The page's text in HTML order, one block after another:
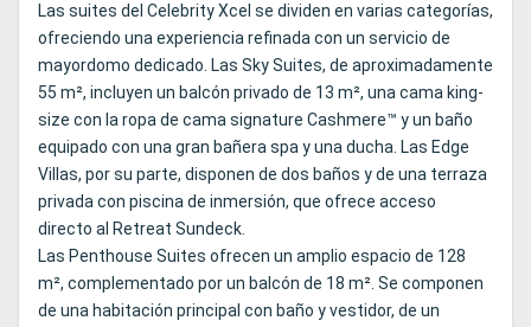
Las suites del Celebrity Xcel se dividen en varias categorías,
ofreciendo una experiencia refinada con un servicio de
mayordomo dedicado. Las Sky Suites, de aproximadamente
55 m², incluyen un balcón privado de 13 m², una cama king-
size con la ropa de cama signature Cashmere™ y un baño
equipado con una gran bañera spa y una ducha. Las Edge
Villas, por su parte, disponen de dos baños y de una terraza
privada con piscina de inmersión, que ofrece acceso
directo al Retreat Sundeck.
Las Penthouse Suites ofrecen un amplio espacio de 128
m², complementado por un balcón de 18 m². Se componen
de una habitación principal con baño y vestidor, de un